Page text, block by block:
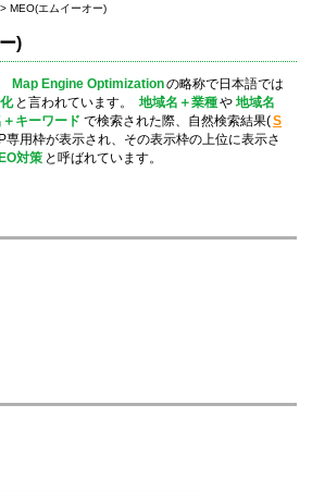
> MEO(エムイーオー)
)
Map Engine Optimizationの略称で日本語では
と言われています。 地域名＋業種や 地域名
キーワード で検索された際、自然検索結果(S
用枠が表示され、その表示枠の上位に表示さ
対策 と呼ばれています。